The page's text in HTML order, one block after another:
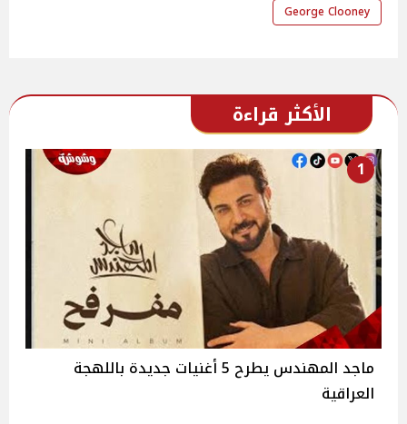
George Clooney
الأكثر قراءة
1
ماجد المهندس يطرح 5 أغنيات جديدة باللهجة
العراقية